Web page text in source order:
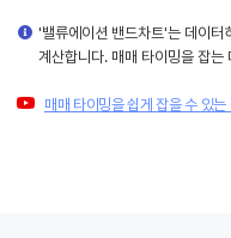
'밸류에이션 밴드차트'는 데이터
계산합니다. 매매 타이밍을 잡는
매매 타이밍을 쉽게 잡을 수 있